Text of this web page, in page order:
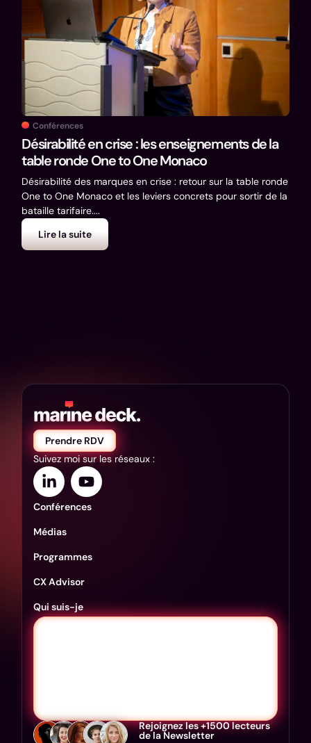
Conférences
Désirabilité en crise : les enseignements de la
table ronde One to One Monaco
Désirabilité des marques en crise : retour sur la table ronde
One to One Monaco et les leviers concrets pour sortir de la
bataille tarifaire....
Lire la suite
Prendre RDV
Suivez moi sur les réseaux :
Conférences
Médias
Programmes
CX Advisor
Qui suis-je
Rejoignez les +1500 lecteurs
de la Newsletter